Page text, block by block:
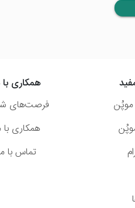
موپُن
همکاری با
فرصت‌های
همکاری با
تماس با